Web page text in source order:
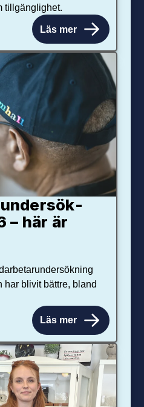
tillgänglighet.
Läs mer
– här är
har blivit bättre, bland
Läs mer